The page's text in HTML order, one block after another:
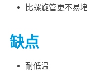
比螺旋管更不易
缺点
耐低温